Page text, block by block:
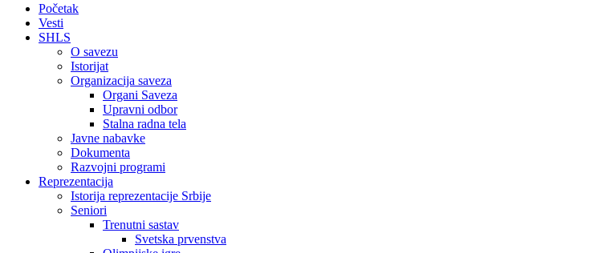
Početak
Vesti
SHLS
O savezu
Istorijat
Organizacija saveza
Organi Saveza
Upravni odbor
Stalna radna tela
Javne nabavke
Dokumenta
Razvojni programi
Reprezentacija
Istorija reprezentacije Srbije
Seniori
Trenutni sastav
Svetska prvenstva